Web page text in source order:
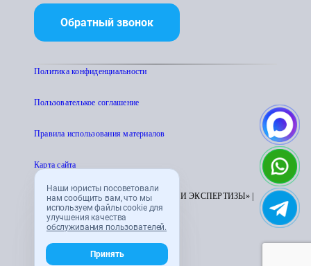
Наши юристы посоветовали
нам сообщить вам, что мы
используем файлы cookie для
улучшения качества
обслуживания пользователей.
Принять
Обратный звонок
Политика конфиденциальности
Пользователькое соглашение
Правила использования материалов
Карта сайта
© 1995 - 2026 «ЦЕНТР АТТЕСТАЦИИ И ЭКСПЕРТИЗЫ» |
CENTRATTEK.RU